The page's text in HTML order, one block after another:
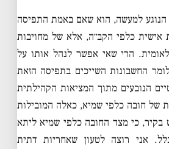
הנוגע למעשה, הוא שאם באמת התפיסה
אישית כלפי הקב״ה, אלא של מחויבות
הרי שאי אפשר לנהל אותו על
החשבונות השייכים בתפיסה הזאת
הנובעים מתוך המציאות הקהילתית
של חובה כלפי שמיא, כאלה המובילות
כי מצד החובה כלפי שמיא ליתא
אני רוצה לטעון שאחריות דתית